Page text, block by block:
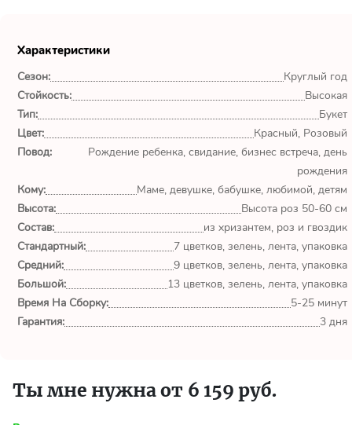
Всё супер! Доставка +
качество на "5"! Очень
удобно заказывать онлайн.
Стану постоянным
клиентом.
Огромное спасибо за
чудесный букет! Заказывала
цветы ко Дню Рождения
своей любимом бабулечки.
Бобров А.
Характеристики
Сезон:
Круглый год
Стойкость:
Высокая
Тип:
Букет
Цвет:
Красный, Розовый
Повод:
Рождение ребенка, свидание, бизнес встреча, день
рождения
Кому:
Маме, девушке, бабушке, любимой, детям
Высота:
Высота роз 50-60 см
Состав:
из хризантем, роз и гвоздик
Стандартный:
7 цветков, зелень, лента, упаковка
Средний:
9 цветков, зелень, лента, упаковка
Большой:
13 цветков, зелень, лента, упаковка
Время На Сборку:
5-25 минут
Гарантия:
3 дня
Ты мне нужна от 6 159 руб.